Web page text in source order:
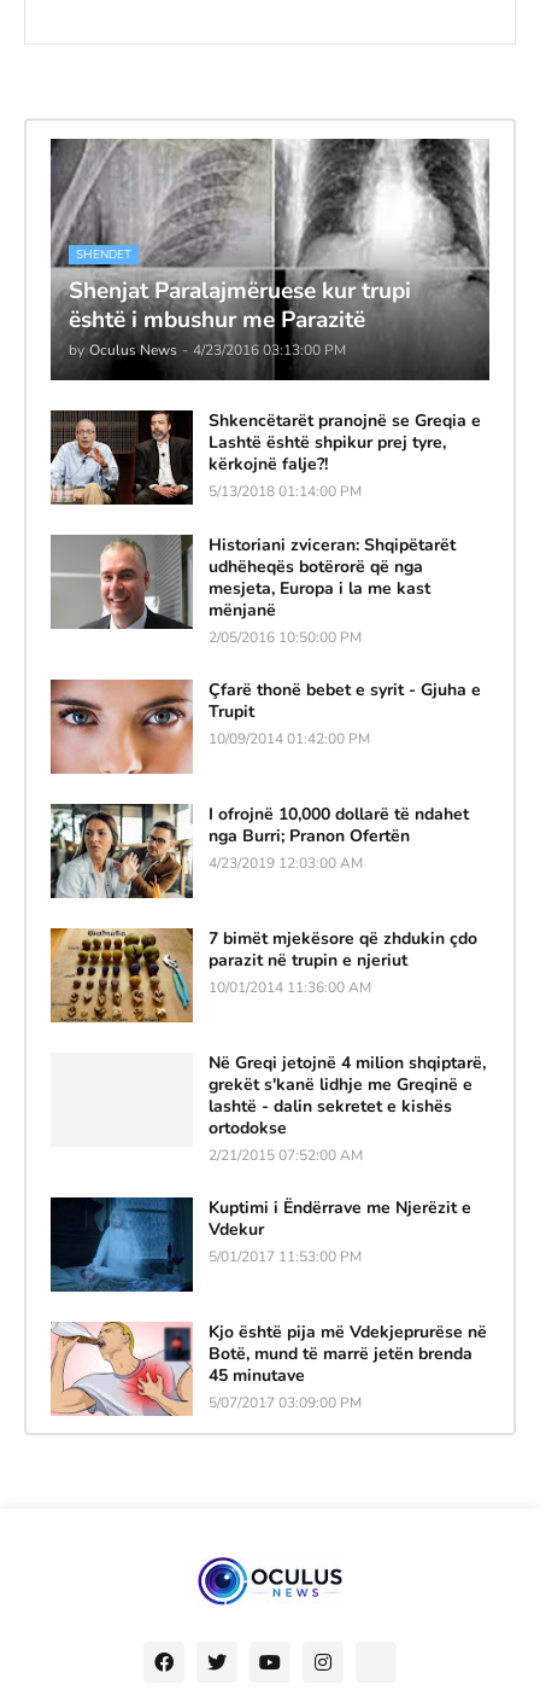
SHENDET
Shenjat Paralajmëruese kur trupi
është i mbushur me Parazitë
by Oculus News - 4/23/2016 03:13:00 PM
Shkencëtarët pranojnë se Greqia e
Lashtë është shpikur prej tyre,
kërkojnë falje?!
5/13/2018 01:14:00 PM
Historiani zviceran: Shqipëtarët
udhëheqës botërorë që nga
mesjeta, Europa i la me kast
mënjanë
2/05/2016 10:50:00 PM
Çfarë thonë bebet e syrit - Gjuha e
Trupit
10/09/2014 01:42:00 PM
I ofrojnë 10,000 dollarë të ndahet
nga Burri; Pranon Ofertën
4/23/2019 12:03:00 AM
7 bimët mjekësore që zhdukin çdo
parazit në trupin e njeriut
10/01/2014 11:36:00 AM
Në Greqi jetojnë 4 milion shqiptarë,
grekët s'kanë lidhje me Greqinë e
lashtë - dalin sekretet e kishës
ortodokse
2/21/2015 07:52:00 AM
Kuptimi i Ëndërrave me Njerëzit e
Vdekur
5/01/2017 11:53:00 PM
Kjo është pija më Vdekjeprurëse në
Botë, mund të marrë jetën brenda
45 minutave
5/07/2017 03:09:00 PM